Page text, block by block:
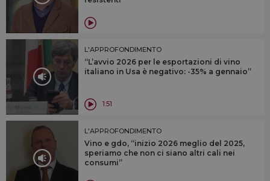
L'APPROFONDIMENTO
“L’avvio 2026 per le esportazioni di vino
italiano in Usa è negativo: -35% a gennaio”
1:51
L'APPROFONDIMENTO
Vino e gdo, “inizio 2026 meglio del 2025,
speriamo che non ci siano altri cali nei
consumi”